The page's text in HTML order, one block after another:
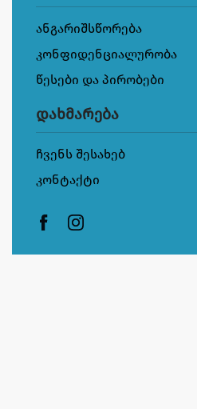
ანგარიშსწორება
კონფიდენციალურობა
წესები და პირობები
დახმარება
ჩვენს შესახებ
კონტაქტი